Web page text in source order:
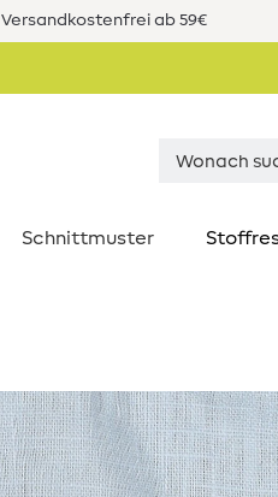
Versandkostenfrei ab 59€
Schnittmuster